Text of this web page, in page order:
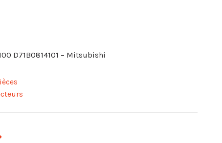
D71B0814101 – Mitsubishi